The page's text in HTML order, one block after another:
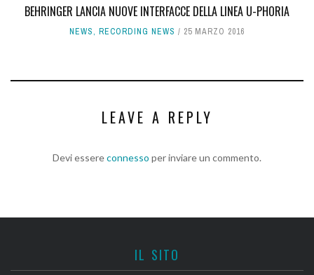
BEHRINGER LANCIA NUOVE INTERFACCE DELLA LINEA U-PHORIA
NEWS, RECORDING NEWS 25 MARZO 2016
LEAVE A REPLY
Devi essereconnesso per inviare un commento.
IL SITO